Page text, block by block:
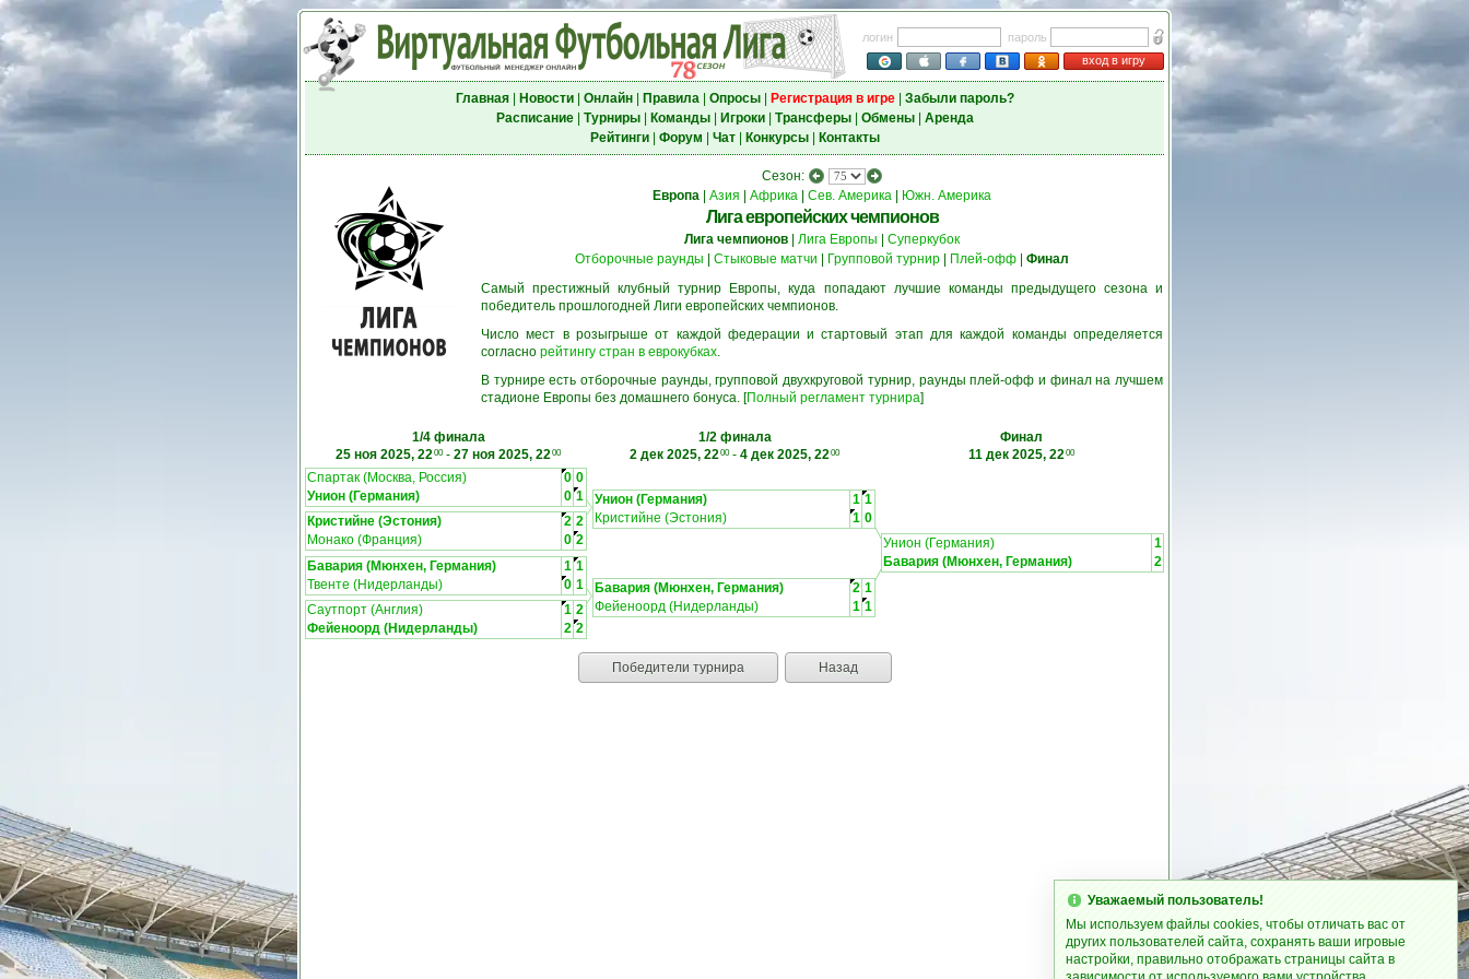
логин
пароль
вход в игру
Главная| Новости| Онлайн| Правила| Опросы| Регистрация в игре| Забыли пароль?
Расписание| Турниры| Команды| Игроки| Трансферы| Обмены| Аренда
Рейтинги| Форум Чат| Конкурсы| Контакты
Сезон:
Европа
Азия Африка Сев. Америка Южн. Америка
Лига европейских чемпионов
Лига чемпионов Лига Европы
Суперкубок
Отборочные раунды
Стыковые матчи Групповой турнир Плей-офф
Финал
Самый престижный клубный турнир Европы, куда попадают лучшие команды предыдущего сезона и
победитель прошлогодней Лиги европейских чемпионов.
Число мест в розыгрыше от каждой федерации и стартовый этап для каждой команды определяется
согласно рейтингу стран в еврокубках.
В турнире есть отборочные раунды, групповой двухкруговой турнир, раунды плей-офф и финал на лучшем
стадионе Европы без домашнего бонуса. [Полный регламент турнира]
1/4 финала
25 ноя 2025, 2200- 27 ноя 2025, 2200
1/2 финала
2 дек 2025, 2200- 4 дек 2025, 2200
Финал
11 дек 2025, 2200
Спартак (Москва, Россия) 0 0
Унион (Германия)
0 1
Кристийне (Эстония)
2 2
Монако (Франция)
0 2
Унион (Германия) 1 1
Кристийне (Эстония)
1 0
Унион (Германия)
1
Бавария (Мюнхен, Германия)
2
Бавария (Мюнхен, Германия) 1 1
Твенте (Нидерланды)
0 1
Саутпорт (Англия)
1 2
Фейеноорд (Нидерланды)
2 2
Бавария (Мюнхен, Германия) 2 1
Фейеноорд (Нидерланды)
1 1
Победители турнира Назад
Уважаемый пользователь!
Мы используем файлы cookies, чтобы отличать вас от
других пользователей сайта, сохранять ваши игровые
настройки, правильно отображать страницы сайта в